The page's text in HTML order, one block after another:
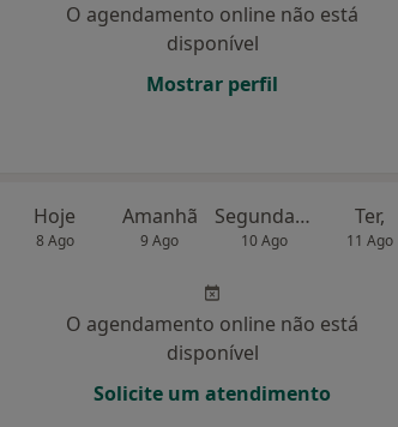
O agendamento online não está
disponível
Mostrar perfil
Hoje
8 Ago
Amanhã
9 Ago
Segunda-feira
10 Ago
Ter,
11 Ago
O agendamento online não está
disponível
Solicite um atendimento